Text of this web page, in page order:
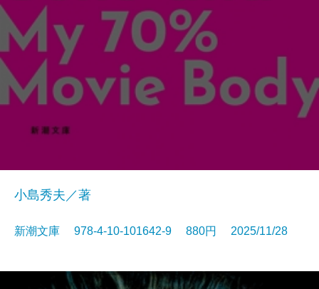
小島秀夫／著
新潮文庫 978-4-10-101642-9 880円 2025/11/28